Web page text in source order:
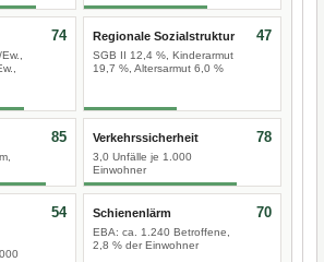
74 Regionale Sozialstruktur
SGB II 12,4 %, Kinderarmut
19,7 %, Altersarmut 6,0 %
47
85 Verkehrssicherheit
3,0 Unfälle je 1.000
Einwohner
78
54 Schienenlärm
EBA: ca. 1.240 Betroffene,
2,8 % der Einwohner
70